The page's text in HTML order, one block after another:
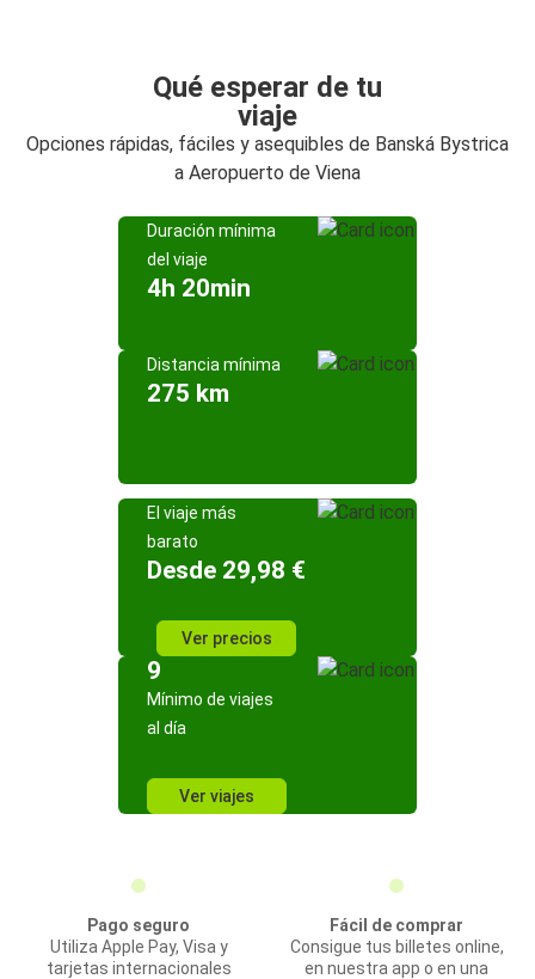
Qué esperar de tu
viaje
Opciones rápidas, fáciles y asequibles de Banská Bystrica
a Aeropuerto de Viena
Duración mínima
del viaje
4h 20min
Distancia mínima
275 km
El viaje más
barato
Desde 29,98 €
Ver precios
9
Mínimo de viajes
al día
Ver viajes
Pago seguro
Utiliza Apple Pay, Visa y
tarjetas internacionales
Fácil de comprar
Consigue tus billetes online,
en nuestra app o en una